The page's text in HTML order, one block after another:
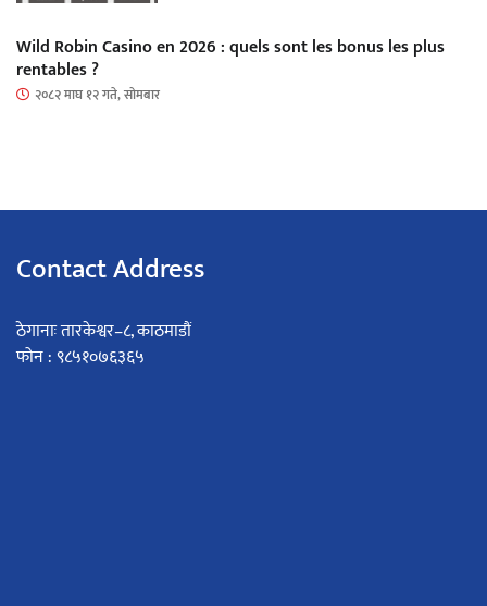
Wild Robin Casino en 2026 : quels sont les bonus les plus
rentables ?
२०८२ माघ १२ गते, सोमबार
Contact Address
ठेगानाः तारकेश्वर–८, काठमाडौं
फोन : ९८५१०७६३६५